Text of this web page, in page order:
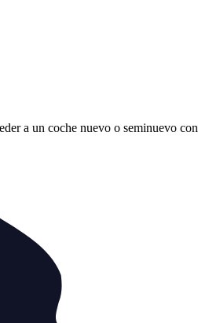
a un coche nuevo o seminuevo